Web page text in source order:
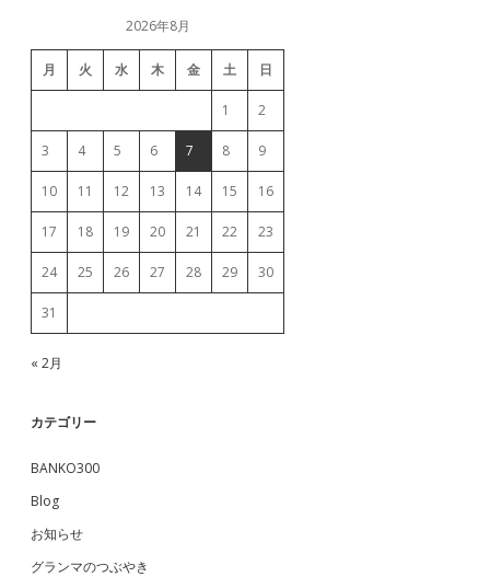
2026年8月
月 火 水 木 金 土 日
1 2
3 4 5 6 7 8 9
10 11 12 13 14 15 16
17 18 19 20 21 22 23
24 25 26 27 28 29 30
31
« 2月
カテゴリー
BANKO300
Blog
お知らせ
グランマのつぶやき